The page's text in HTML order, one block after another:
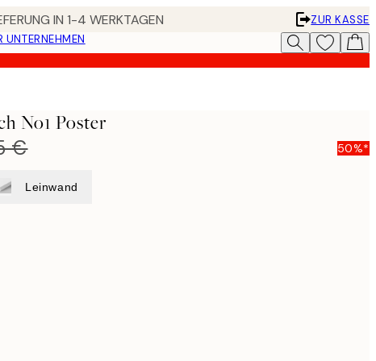
IN 1-4 WERKTAGEN
ZUR KASSE
UNTERNEHMEN
No1 Poster
€ 50%*
Leinwand